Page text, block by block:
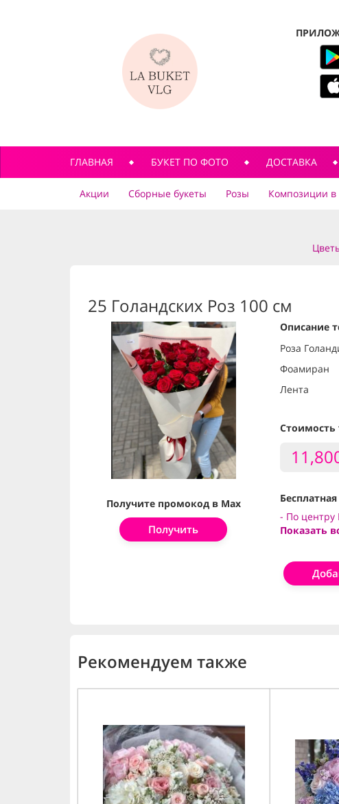
ГЛАВНАЯ БУКЕТ ПО ФОТО ДОСТАВКА
Акции Сборные букеты Розы Композиции в
25 Голандских Роз 100 см
Получите промокод в Max
Получить
Описание
Роза
Фоамиран
Лента
Стоимость
- По центру
Показать
Рекомендуем также